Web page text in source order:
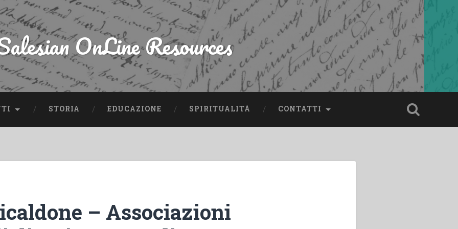
OnLine Resources
STORIA EDUCAZIONE SPIRITUALITÀ CONTATTI
– Associazioni